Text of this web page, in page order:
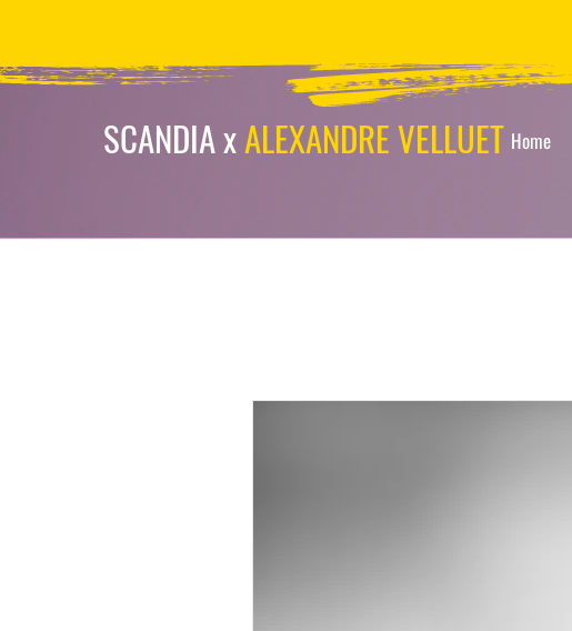
SCANDIA xALEXANDRE VELLUET Home